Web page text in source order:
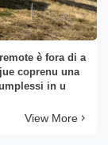
è fora di a
coprenu una
in u
View More